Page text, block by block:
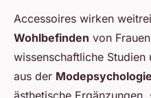
Accessoires wirken
Wohlbefinden von
wissenschaftliche Studien
aus der Modepsychologie